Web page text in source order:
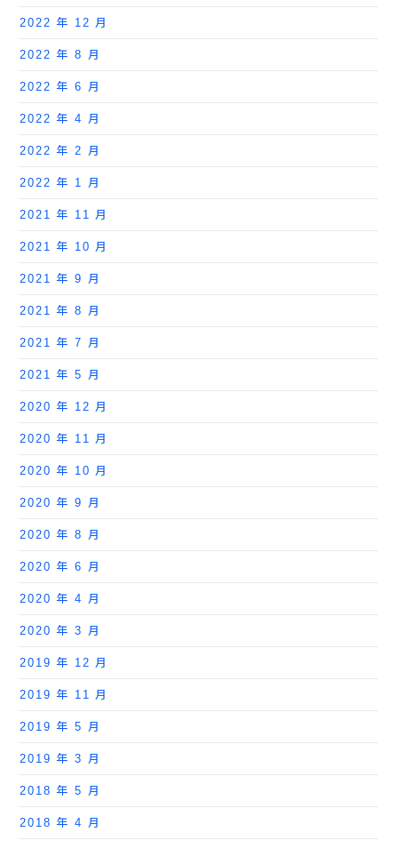
2022 年 12 月
2022 年 8 月
2022 年 6 月
2022 年 4 月
2022 年 2 月
2022 年 1 月
2021 年 11 月
2021 年 10 月
2021 年 9 月
2021 年 8 月
2021 年 7 月
2021 年 5 月
2020 年 12 月
2020 年 11 月
2020 年 10 月
2020 年 9 月
2020 年 8 月
2020 年 6 月
2020 年 4 月
2020 年 3 月
2019 年 12 月
2019 年 11 月
2019 年 5 月
2019 年 3 月
2018 年 5 月
2018 年 4 月